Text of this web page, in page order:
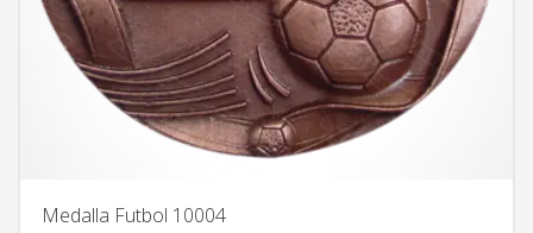
Medalla Futbol 10004